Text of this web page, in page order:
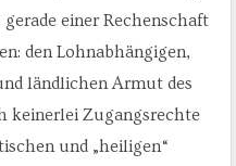
einer Rechenschaft
den Lohnabhängigen,
ländlichen Armut des
keinerlei Zugangsrechte
und „heiligen“